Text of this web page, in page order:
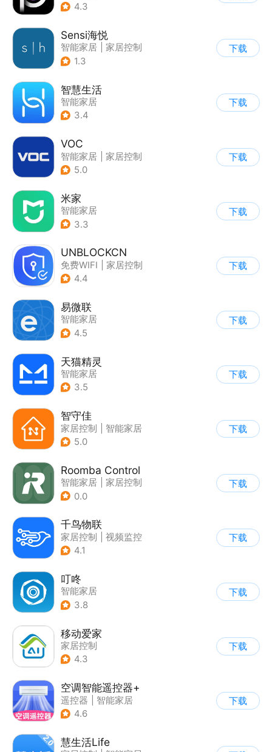
4.3
Sensi海悦
智能家居
家居控制
1.3
下载
智慧生活
智能家居
3.4
下载
VOC
智能家居
家居控制
5.0
下载
米家
智能家居
3.3
下载
UNBLOCKCN
免费WIFI
家居控制
4.4
下载
易微联
智能家居
4.5
下载
天猫精灵
智能家居
3.5
下载
智守佳
家居控制
智能家居
5.0
下载
Roomba Control
智能家居
家居控制
0.0
下载
千鸟物联
家居控制
视频监控
4.1
下载
叮咚
智能家居
3.8
下载
移动爱家
家居控制
4.3
下载
空调智能遥控器+
遥控器
智能家居
4.6
下载
慧生活Life